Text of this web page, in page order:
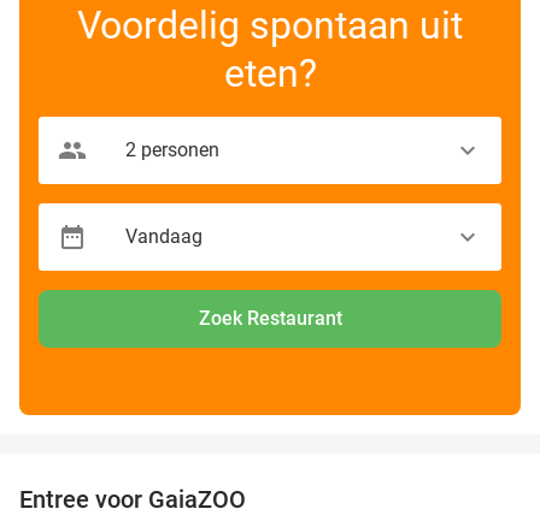
Voordelig spontaan uit
eten?
Zoek Restaurant
Entree voor GaiaZOO